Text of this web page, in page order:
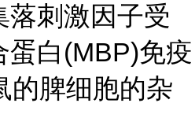
落刺激因子受
蛋白(MBP)免疫
的脾细胞的杂